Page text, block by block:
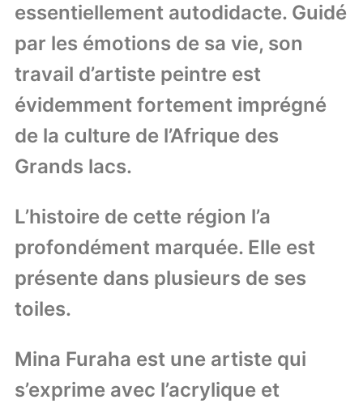
essentiellement autodidacte. Guidé
par les émotions de sa vie, son
travail d’artiste peintre est
évidemment fortement imprégné
de la culture de l’Afrique des
Grands lacs.
L’histoire de cette région l’a
profondément marquée. Elle est
présente dans plusieurs de ses
toiles.
Mina Furaha est une artiste qui
s’exprime avec l’acrylique et